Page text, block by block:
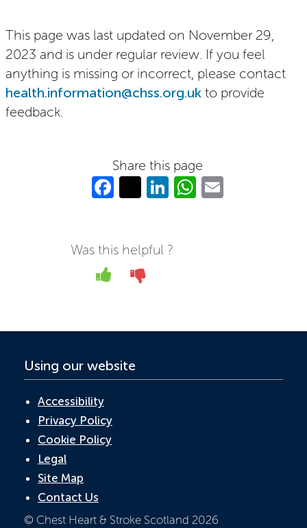
This page was last updated on November 29,
2023 and is under regular review. If you feel
anything is missing or incorrect, please contact
health.information@chss.org.uk to provide
feedback.
Share this page
Fa
b
o
T
er
Li W
Was this helpful ?
Yes No
Using our website
Accessibility
Privacy Policy
Cookie Policy
Legal
Site Map
Contact Us
© Chest Heart & Stroke Scotland 2026